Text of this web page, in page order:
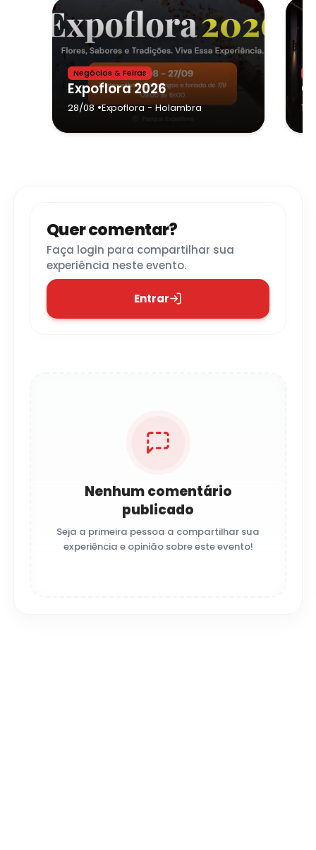
Negócios & Feiras
Expoflora 2026
28/08•Expoflora- Holambra
Quer comentar?
Faça login para compartilhar sua
experiência neste evento.
Entrar
Nenhum comentário
publicado
Seja a primeira pessoa a compartilhar sua
experiência e opinião sobre este evento!